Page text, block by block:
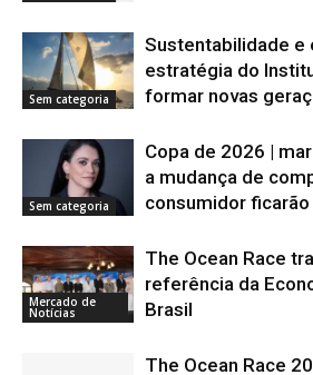
Sem categoria
Sustentabilidade e
estratégia do
formar novas
Sem categoria
Copa de 2026 |
a mudança de
consumidor
Mercado de
Notícias
The Ocean Race
referência da
Brasil
The Ocean Race